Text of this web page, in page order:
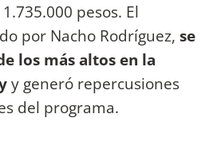
pesos. El
por Nacho Rodríguez, se
los más altos en la
y generó repercusiones
del programa.